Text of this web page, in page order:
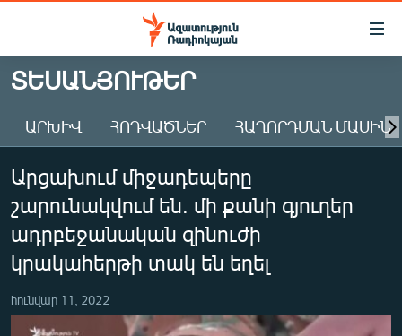
Մատչելիության
Անցնել
հիմնական
Անցնել
հիմնական
մենյուին
ԱԶԱՏՈՒԹՅՈՒՆ TV
ՀԱՅԱՍՏԱՆ
ԸՆՏՐՈՒԹՅՈՒՆՆԵՐ 2026
ԻՐԱՎՈՒՆՔ
ՀԱՍԱՐԱԿՈՒԹՅՈՒՆ
ՂԱՐԱԲԱՂ
ՏԵՍԱՆՅՈՒԹԵՐ
ԱՐԽԻՎ ՀՈԴՎԱԾՆԵՐ ՀԱՂՈՐԴՄԱՆ ՄԱՍԻՆ
Արցախում միջադեպերը
շարունակվում են. մի քանի գյուղեր
ադրբեջանական զինուժի
կրակահերթի տակ են եղել
հունվար 11, 2022